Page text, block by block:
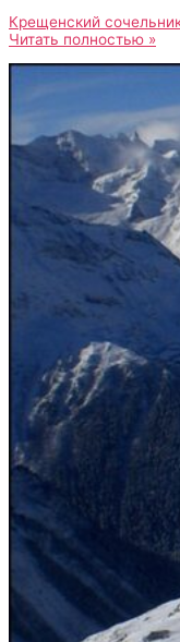
Крещенский
Читать полностью »